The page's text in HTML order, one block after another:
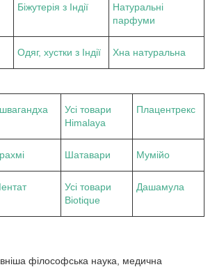
Біжутерія з Індії
Натуральні
парфуми
Одяг, хустки з Індії Хна натуральна
Усі товари
Himalaya
Плацентрекс
Шатавари Мумійо
Усі товари
Biotique
Дашамула
філософська наука, медична